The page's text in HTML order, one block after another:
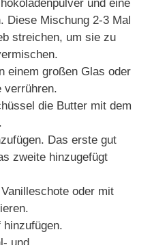
und eine
Diese Mischung 2-3 Mal
streichen, um sie zu
einem großen Glas oder
verrühren.
die Butter mit dem
Das erste gut
zweite hinzugefügt
oder mit
hinzufügen.
und